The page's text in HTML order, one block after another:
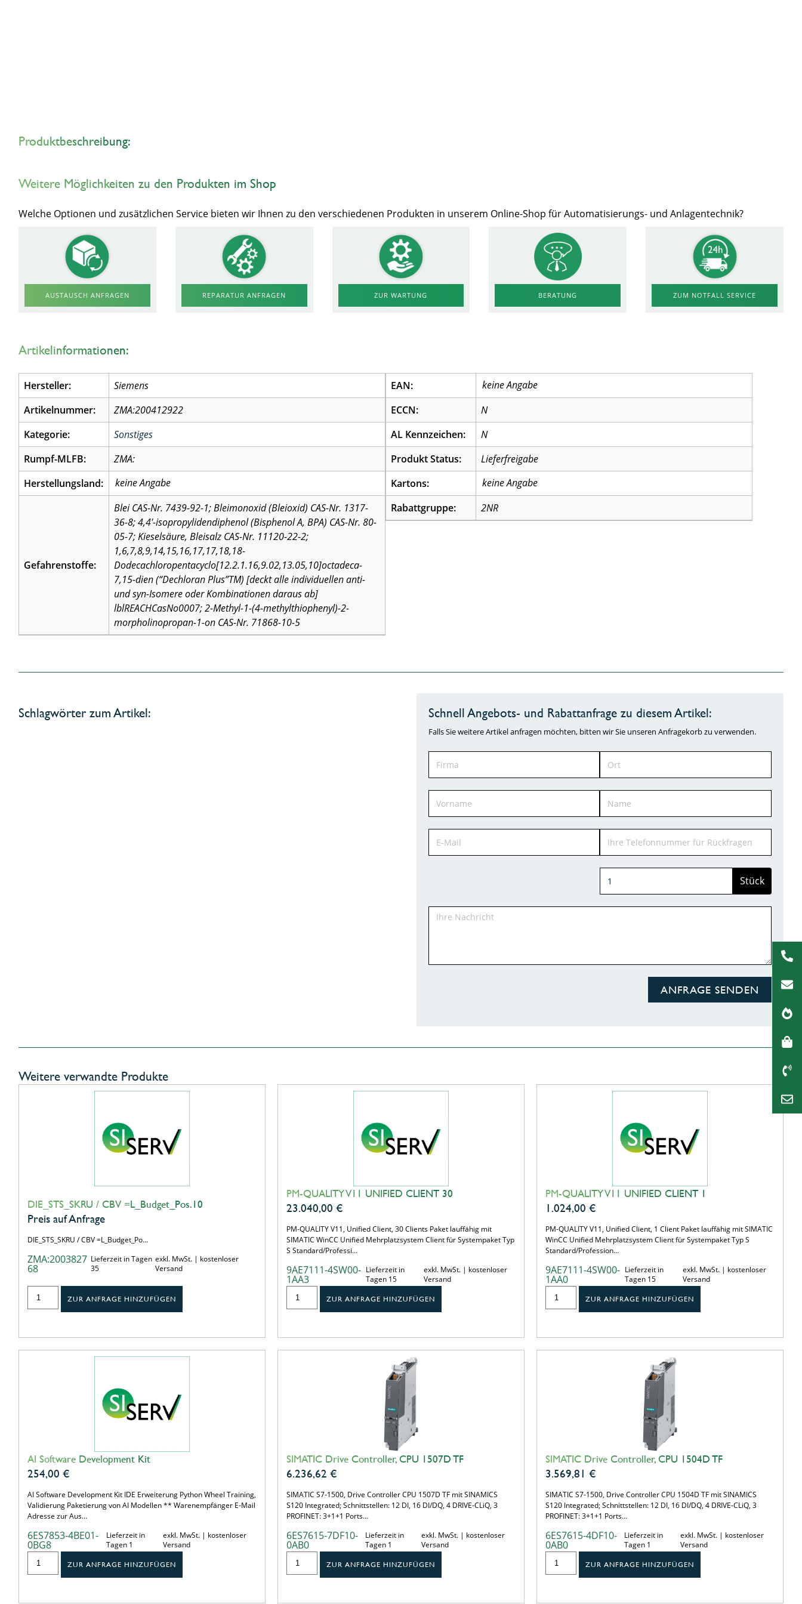
Produktbeschreibung:
Weitere Möglichkeiten zu den Produkten im Shop
Welche Optionen und zusätzlichen Service bieten wir Ihnen zu den verschiedenen Produkten in unserem Online-Shop für Automatisierungs- und Anlagentechnik?
AUSTAUSCH ANFRAGEN REPARATUR ANFRAGEN ZUR WARTUNG BERATUNG ZUM NOTFALL SERVICE
Artikelinformationen:
Hersteller:
Siemens
Artikelnummer:
ZMA:200412922
Kategorie:
Sonstiges
Rumpf-MLFB:
ZMA:
Herstellungsland:
Gefahrenstoffe:
Blei CAS-Nr. 7439-92-1; Bleimonoxid (Bleioxid) CAS-Nr. 1317-
36-8; 4,4′-isopropylidendiphenol (Bisphenol A, BPA) CAS-Nr. 80-
05-7; Kieselsäure, Bleisalz CAS-Nr. 11120-22-2;
1,6,7,8,9,14,15,16,17,17,18,18-
Dodecachloropentacyclo[12.2.1.16,9.02,13.05,10]octadeca-
7,15-dien (“Dechloran Plus”TM) [deckt alle individuellen anti-
und syn-Isomere oder Kombinationen daraus ab]
lblREACHCasNo0007; 2-Methyl-1-(4-methylthiophenyl)-2-
morpholinopropan-1-on CAS-Nr. 71868-10-5
EAN:
ECCN:
N
AL Kennzeichen:
N
Produkt Status:
Lieferfreigabe
Kartons:
Rabattgruppe:
2NR
Schlagwörter zum Artikel: Schnell Angebots- und Rabattanfrage zu diesem Artikel:
Falls Sie weitere Artikel anfragen möchten, bitten wir Sie unseren Anfragekorb zu verwenden.
Stück
ANFRAGE SENDEN
Weitere verwandte Produkte
DIE_STS_SKRU / CBV =L_Budget_Pos.10
Preis auf Anfrage
DIE_STS_SKRU / CBV =L_Budget_Po…
ZMA:2003827
68
Lieferzeit in Tagen
35
exkl. MwSt. | kostenloser
Versand
ZUR ANFRAGE HINZUFÜGEN
PM-QUALITY V11 UNIFIED CLIENT 30
23.040,00 €
PM-QUALITY V11, Unified Client, 30 Clients Paket lauffähig mit
SIMATIC WinCC Unified Mehrplatzsystem Client für Systempaket Typ
S Standard/Professi…
9AE7111-4SW00-
1AA3
Lieferzeit in
Tagen 15
exkl. MwSt. | kostenloser
Versand
ZUR ANFRAGE HINZUFÜGEN
PM-QUALITY V11 UNIFIED CLIENT 1
1.024,00 €
PM-QUALITY V11, Unified Client, 1 Client Paket lauffähig mit SIMATIC
WinCC Unified Mehrplatzsystem Client für Systempaket Typ S
Standard/Profession…
9AE7111-4SW00-
1AA0
Lieferzeit in
Tagen 15
exkl. MwSt. | kostenloser
Versand
ZUR ANFRAGE HINZUFÜGEN
AI Software Development Kit
254,00 €
AI Software Development Kit IDE Erweiterung Python Wheel Training,
Validierung Paketierung von AI Modellen ** Warenempfänger E-Mail
Adresse zur Aus…
6ES7853-4BE01-
0BG8
Lieferzeit in
Tagen 1
exkl. MwSt. | kostenloser
Versand
ZUR ANFRAGE HINZUFÜGEN
SIMATIC Drive Controller, CPU 1507D TF
6.236,62 €
SIMATIC S7-1500, Drive Controller CPU 1507D TF mit SINAMICS
S120 Integrated; Schnittstellen: 12 DI, 16 DI/DQ, 4 DRIVE-CLiQ, 3
PROFINET: 3+1+1 Ports…
6ES7615-7DF10-
0AB0
Lieferzeit in
Tagen 1
exkl. MwSt. | kostenloser
Versand
ZUR ANFRAGE HINZUFÜGEN
SIMATIC Drive Controller, CPU 1504D TF
3.569,81 €
SIMATIC S7-1500, Drive Controller CPU 1504D TF mit SINAMICS
S120 Integrated; Schnittstellen: 12 DI, 16 DI/DQ, 4 DRIVE-CLiQ, 3
PROFINET: 3+1+1 Ports…
6ES7615-4DF10-
0AB0
Lieferzeit in
Tagen 1
exkl. MwSt. | kostenloser
Versand
ZUR ANFRAGE HINZUFÜGEN